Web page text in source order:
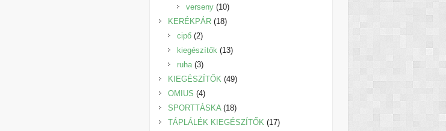
termék
verseny 1010
termék
KERÉKPÁR 1818
cipő 22
termék
kiegészítők 1313
ruha 33
termék
KIEGÉSZÍTŐK 4949
OMIUS 44
termék
SPORTTÁSKA 1818
termék
TÁPLÁLÉK KIEGÉSZÍTŐK 1717